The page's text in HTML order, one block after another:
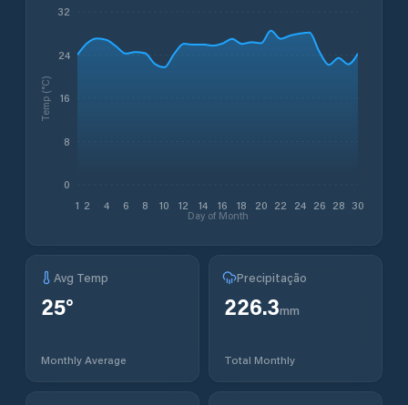
1 2 4 6 8 10 12 14 16 18 20 22 24 26 28 30
Day of Month
0
8
16
24
32
Temp (°C)
Avg Temp
25°
Monthly Average
Precipitação
226.3mm
Total Monthly